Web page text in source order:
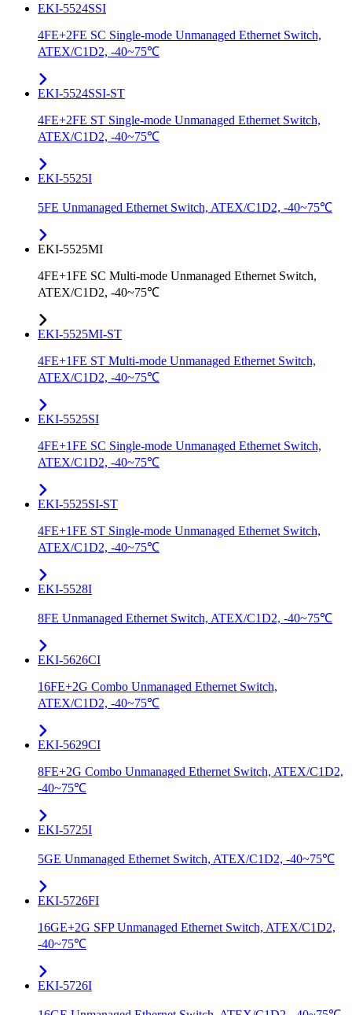
EKI-5524SSI
4FE+2FE SC Single-mode Unmanaged Ethernet Switch,
ATEX/C1D2, -40~75℃
EKI-5524SSI-ST
4FE+2FE ST Single-mode Unmanaged Ethernet Switch,
ATEX/C1D2, -40~75℃
EKI-5525I
5FE Unmanaged Ethernet Switch, ATEX/C1D2, -40~75℃
EKI-5525MI
4FE+1FE SC Multi-mode Unmanaged Ethernet Switch,
ATEX/C1D2, -40~75℃
EKI-5525MI-ST
4FE+1FE ST Multi-mode Unmanaged Ethernet Switch,
ATEX/C1D2, -40~75℃
EKI-5525SI
4FE+1FE SC Single-mode Unmanaged Ethernet Switch,
ATEX/C1D2, -40~75℃
EKI-5525SI-ST
4FE+1FE ST Single-mode Unmanaged Ethernet Switch,
ATEX/C1D2, -40~75℃
EKI-5528I
8FE Unmanaged Ethernet Switch, ATEX/C1D2, -40~75℃
EKI-5626CI
16FE+2G Combo Unmanaged Ethernet Switch,
ATEX/C1D2, -40~75℃
EKI-5629CI
8FE+2G Combo Unmanaged Ethernet Switch, ATEX/C1D2,
-40~75℃
EKI-5725I
5GE Unmanaged Ethernet Switch, ATEX/C1D2, -40~75℃
EKI-5726FI
16GE+2G SFP Unmanaged Ethernet Switch, ATEX/C1D2,
-40~75℃
EKI-5726I